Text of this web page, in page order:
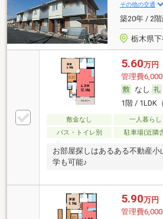
その他の交通
築20年 / 2階
栃木県
5.60万円
管理費
なし
1階 / 1LDK
敷金なし 一人暮らし
バス・トイレ別
駐車場(近隣
お部屋探しはあるある不動産小
学も可能♪
5.90万円
管理費6,000